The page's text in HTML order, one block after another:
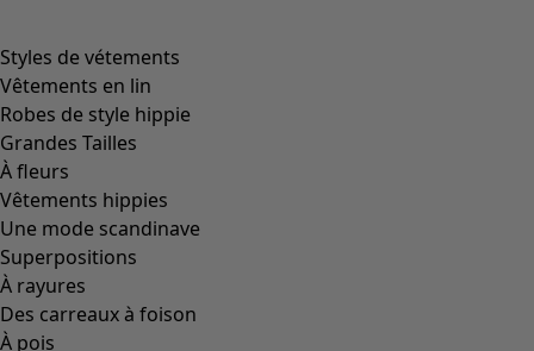
Styles de vétements
Vêtements en lin
Robes de style hippie
Grandes Tailles
À fleurs
Vêtements hippies
Une mode scandinave
Superpositions
À rayures
Des carreaux à foison
À pois